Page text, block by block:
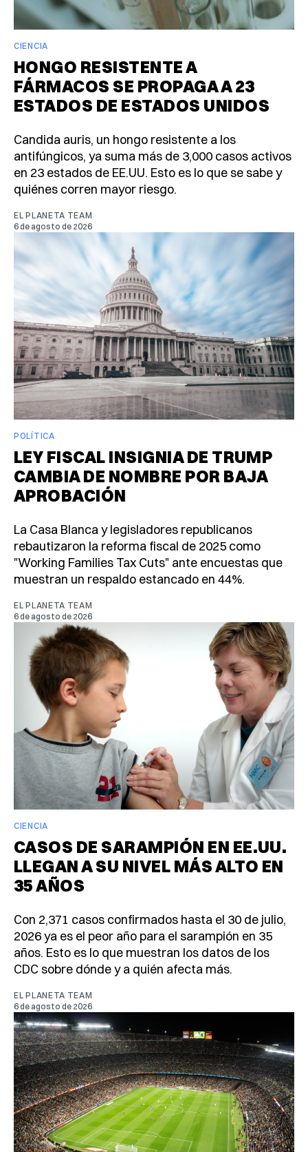
CIENCIA
HONGO RESISTENTE A
FÁRMACOS SE PROPAGA A 23
ESTADOS DE ESTADOS UNIDOS
Candida auris, un hongo resistente a los
antifúngicos, ya suma más de 3,000 casos activos
en 23 estados de EE.UU. Esto es lo que se sabe y
quiénes corren mayor riesgo.
EL PLANETA TEAM
6 de agosto de 2026
POLÍTICA
LEY FISCAL INSIGNIA DE TRUMP
CAMBIA DE NOMBRE POR BAJA
APROBACIÓN
La Casa Blanca y legisladores republicanos
rebautizaron la reforma fiscal de 2025 como
"Working Families Tax Cuts" ante encuestas que
muestran un respaldo estancado en 44%.
EL PLANETA TEAM
6 de agosto de 2026
CIENCIA
CASOS DE SARAMPIÓN EN EE.UU.
LLEGAN A SU NIVEL MÁS ALTO EN
35 AÑOS
Con 2,371 casos confirmados hasta el 30 de julio,
2026 ya es el peor año para el sarampión en 35
años. Esto es lo que muestran los datos de los
CDC sobre dónde y a quién afecta más.
EL PLANETA TEAM
6 de agosto de 2026